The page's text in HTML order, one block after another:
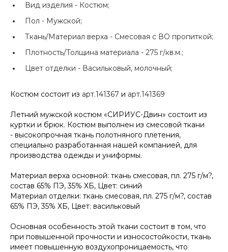
Вид изделия - Костюм;
Пол - Мужской;
Ткань/Материал верха - Смесовая с ВО пропиткой;
Плотность/Толщина материала - 275 г/кв.м.;
Цвет отделки - Васильковый, молочный;
Костюм состоит из арт.141367 и арт.141369
Летний мужской костюм «СИРИУС-Двин» состоит из
куртки и брюк. Костюм выполнен из смесовой ткани
- высокопрочная ткань полотняного плетения,
специально разработанная нашей компанией, для
производства одежды и униформы.
Материал верха основной: ткань смесовая, пл. 275 г/м?,
состав 65% ПЭ, 35% ХБ, Цвет: синий
Материал отделки: ткань смесовая, пл. 275 г/м?, состав
65% ПЭ, 35% ХБ, Цвет: васильковый
Основная особенность этой ткани состоит в том, что
при повышенной прочности и износостойкости, ткань
имеет повышенную воздухопроницаемость, что